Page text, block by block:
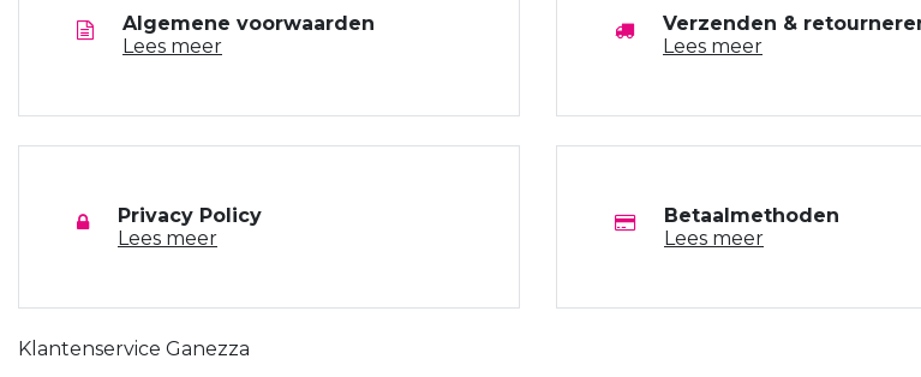
Algemene voorwaarden
Lees meer
Verzenden &
Lees meer
Privacy Policy
Lees meer
Betaalmethoden
Lees meer
Klantenservice Ganezza